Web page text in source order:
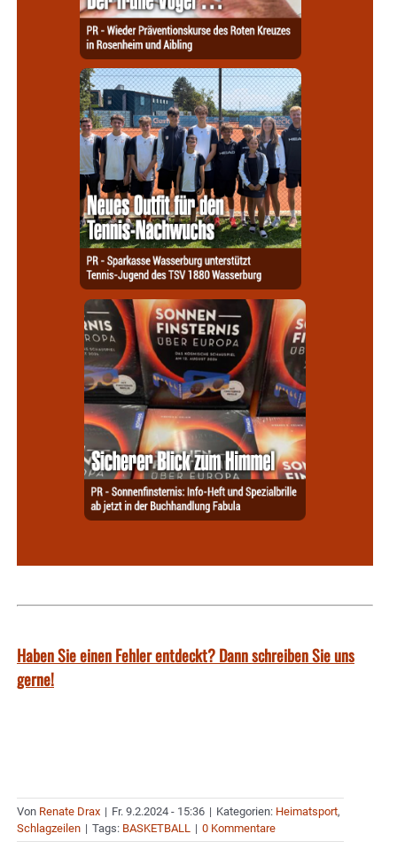
Haben Sie einen Fehler entdeckt? Dann schreiben Sie uns
gerne!
Von Renate Drax | Fr. 9.2.2024 - 15:36 | Kategorien: Heimatsport,
Schlagzeilen | Tags: BASKETBALL | 0 Kommentare